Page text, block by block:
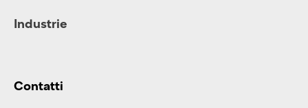
Industrie
Contatti